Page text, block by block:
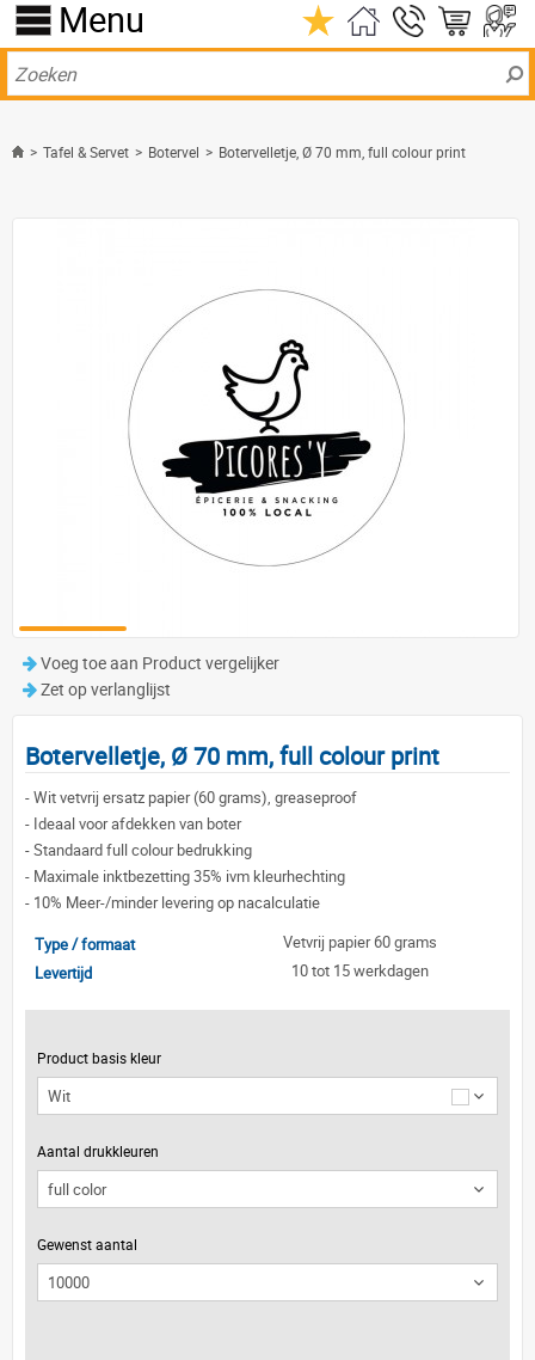
Menu
> Tafel & Servet > Botervel > Botervelletje, Ø 70 mm, full colour print
Voeg toe aan Product vergelijker
Zet op verlanglijst
Botervelletje, Ø 70 mm, full colour print
-Wit vetvrij ersatz papier (60 grams), greaseproof
- Ideaal voor afdekken van boter
-Standaard full colour bedrukking
- Maximale inktbezetting 35% ivm kleurhechting
- 10% Meer-/minder levering op nacalculatie
Type / formaat
Vetvrij papier 60 grams
Levertijd
10 tot 15 werkdagen
Product basis kleur
Wit
Aantal drukkleuren
Gewenst aantal